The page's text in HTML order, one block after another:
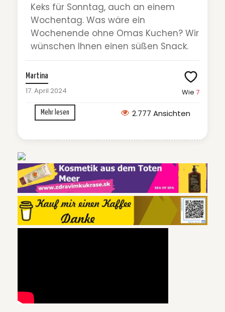
Keks für Sonntag, auch an einem
Wochentag. Was wäre ein
Wochenende ohne Omas Kuchen? Wir
wünschen Ihnen einen süßen Snack.
Martina
17. April 2024 Wie 7
Mehr lesen 2.777 Ansichten